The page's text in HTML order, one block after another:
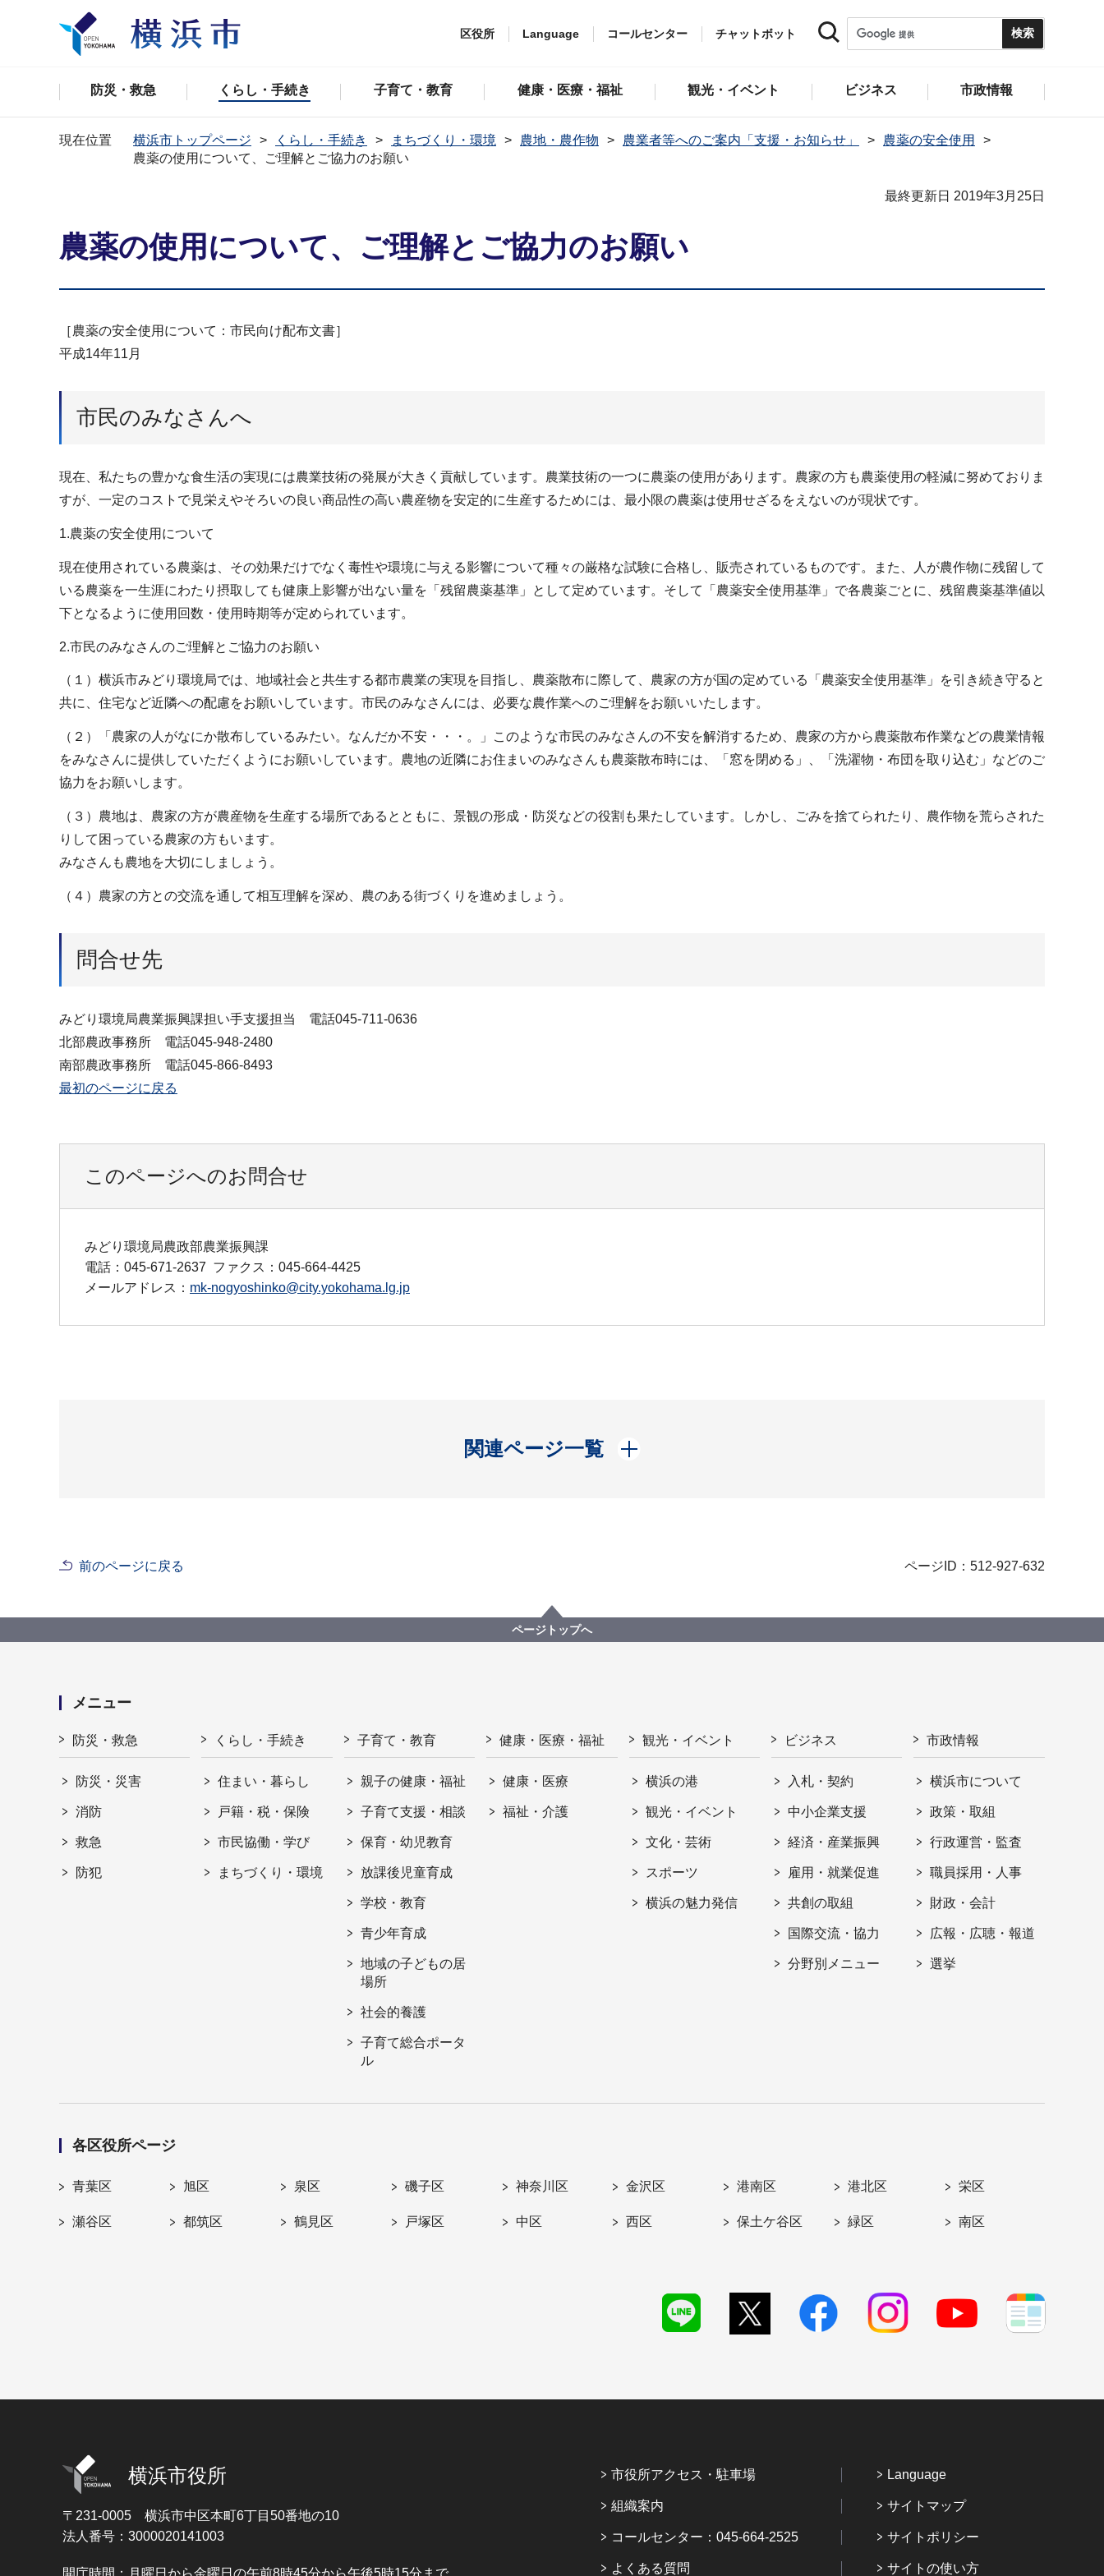
区役所 Language コールセンター チャットボット
防災・救急 くらし・手続き 子育て・教育 健康・医療・福祉 観光・イベント ビジネス 市政情報
現在位置 横浜市トップページ くらし・手続き まちづくり・環境 農地・農作物 農業者等へのご案内「支援・お知らせ」
農薬の安全使用
農薬の使用について、ご理解とご協力のお願い
最終更新日 2019年3月25日
農薬の使用について、ご理解とご協力のお願い
［農薬の安全使用について：市民向け配布文書］
平成14年11月
市民のみなさんへ
現在、私たちの豊かな食生活の実現には農業技術の発展が大きく貢献しています。農業技術の一つに農薬の使用があります。農家の方も農薬使用の軽減に努めておりま
すが、一定のコストで見栄えやそろいの良い商品性の高い農産物を安定的に生産するためには、最小限の農薬は使用せざるをえないのが現状です。
1.農薬の安全使用について
現在使用されている農薬は、その効果だけでなく毒性や環境に与える影響について種々の厳格な試験に合格し、販売されているものです。また、人が農作物に残留して
いる農薬を一生涯にわたり摂取しても健康上影響が出ない量を「残留農薬基準」として定めています。そして「農薬安全使用基準」で各農薬ごとに、残留農薬基準値以
下となるように使用回数・使用時期等が定められています。
2.市民のみなさんのご理解とご協力のお願い
（１）横浜市みどり環境局では、地域社会と共生する都市農業の実現を目指し、農薬散布に際して、農家の方が国の定めている「農薬安全使用基準」を引き続き守ると
共に、住宅など近隣への配慮をお願いしています。市民のみなさんには、必要な農作業へのご理解をお願いいたします。
（２）「農家の人がなにか散布しているみたい。なんだか不安・・・。」このような市民のみなさんの不安を解消するため、農家の方から農薬散布作業などの農業情報
をみなさんに提供していただくようにお願いしています。農地の近隣にお住まいのみなさんも農薬散布時には、「窓を閉める」、「洗濯物・布団を取り込む」などのご
協力をお願いします。
（３）農地は、農家の方が農産物を生産する場所であるとともに、景観の形成・防災などの役割も果たしています。しかし、ごみを捨てられたり、農作物を荒らされた
りして困っている農家の方もいます。
みなさんも農地を大切にしましょう。
（４）農家の方との交流を通して相互理解を深め、農のある街づくりを進めましょう。
問合せ先
みどり環境局農業振興課担い手支援担当 電話045-711-0636
北部農政事務所 電話045-948-2480
南部農政事務所 電話045-866-8493
最初のページに戻る
このページへのお問合せ
みどり環境局農政部農業振興課
電話：045-671-2637 ファクス：045-664-4425
メールアドレス： mk-nogyoshinko@city.yokohama.lg.jp
関連ページ一覧
開く
前のページに戻る ページID：512-927-632
ページトップへ
メニュー
防災・救急
防災・災害
消防
救急
防犯
くらし・手続き
住まい・暮らし
戸籍・税・保険
市民協働・学び
まちづくり・環境
子育て・教育
親子の健康・福祉
子育て支援・相談
保育・幼児教育
放課後児童育成
学校・教育
青少年育成
地域の子どもの居
場所
社会的養護
子育て総合ポータ
ル
健康・医療・福祉
健康・医療
福祉・介護
観光・イベント
横浜の港
観光・イベント
文化・芸術
スポーツ
横浜の魅力発信
ビジネス
入札・契約
中小企業支援
経済・産業振興
雇用・就業促進
共創の取組
国際交流・協力
分野別メニュー
市政情報
横浜市について
政策・取組
行政運営・監査
職員採用・人事
財政・会計
広報・広聴・報道
選挙
各区役所ページ
青葉区 旭区 泉区 磯子区 神奈川区 金沢区 港南区 港北区 栄区
瀬谷区 都筑区 鶴見区 戸塚区 中区 西区 保土ケ谷区 緑区 南区
横浜市役所
〒231-0005 横浜市中区本町6丁目50番地の10
法人番号：3000020141003
開庁時間：月曜日から金曜日の午前8時45分から午後5時15分まで
市役所アクセス・駐車場
組織案内
コールセンター：045-664-2525
よくある質問
Language
サイトマップ
サイトポリシー
サイトの使い方